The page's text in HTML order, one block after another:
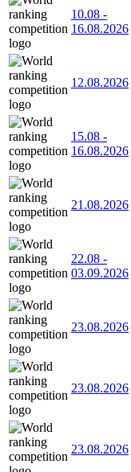
10.08 -
16.08.2026
12.08.2026
15.08 -
16.08.2026
21.08.2026
22.08 -
03.09.2026
23.08.2026
23.08.2026
23.08.2026